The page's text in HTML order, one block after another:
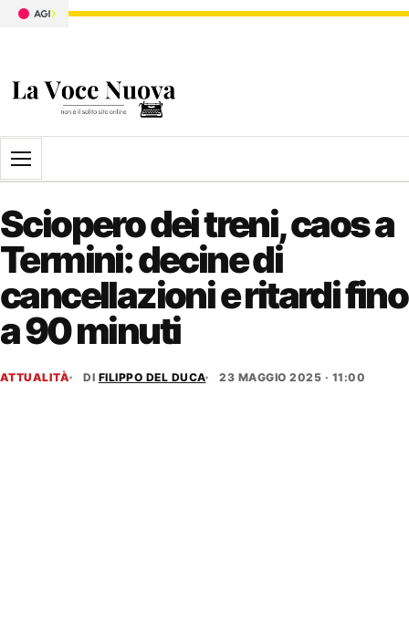
Apri il menu
Sciopero dei treni, caos a
Termini: decine di
cancellazioni e ritardi fino
a 90 minuti
ATTUALITÀ DI FILIPPO DEL DUCA 23 MAGGIO 2025 · 11:00